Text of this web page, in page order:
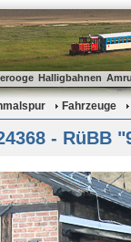
Halligbahnen
Fahrzeuge
- RüBB